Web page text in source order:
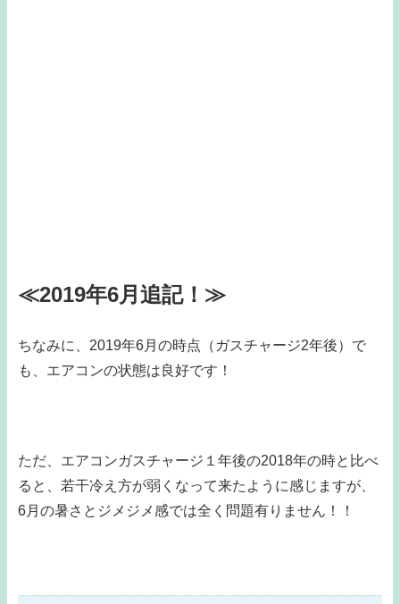
≪2019年6月追記！≫
ちなみに、2019年6月の時点（ガスチャージ2年後）で
も、エアコンの状態は良好です！
ただ、エアコンガスチャージ１年後の2018年の時と比べ
ると、若干冷え方が弱くなって来たように感じますが、
6月の暑さとジメジメ感では全く問題有りません！！